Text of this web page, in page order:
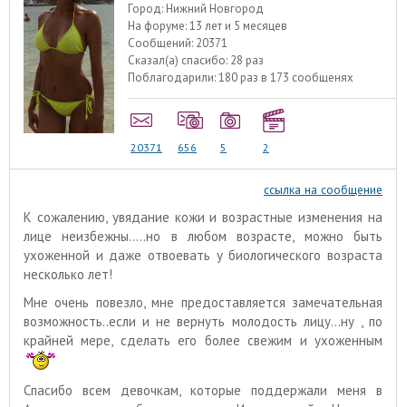
Город: Нижний Новгород
На форуме:13 лет и 5 месяцев
Сообщений: 20371
Сказал(а) спасибо: 28 раз
Поблагодарили:180 раз в 173 сообщенях
20371 656 5 2
ссылка на сообщение
К сожалению, увядание кожи и возрастные изменения на
лице неизбежны.....но в любом возрасте, можно быть
ухоженной и даже отвоевать у биологического возраста
несколько лет!
Мне очень повезло, мне предоставляется замечательная
возможность..если и не вернуть молодость лицу...ну , по
крайней мере, сделать его более свежим и ухоженным
Спасибо всем девочкам, которые поддержали меня в